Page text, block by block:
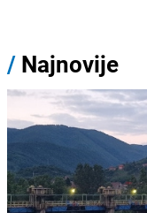
/ Najnovije